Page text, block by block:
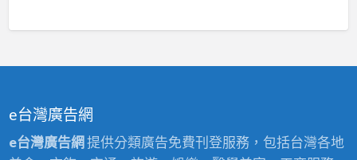
e台灣廣告網
e台灣廣告網 提供分類廣告免費刊登服務，包括台灣各地